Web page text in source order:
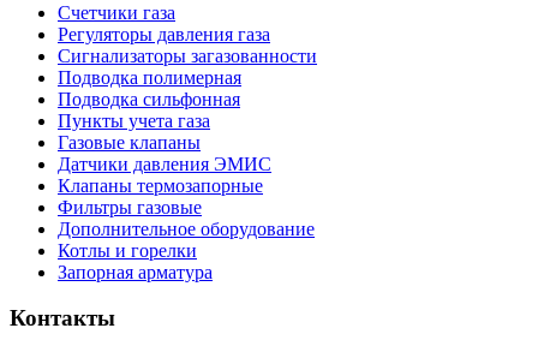
Счетчики газа
Регуляторы давления газа
Сигнализаторы загазованности
Подводка полимерная
Подводка сильфонная
Пункты учета газа
Газовые клапаны
Датчики давления ЭМИС
Клапаны термозапорные
Фильтры газовые
Дополнительное оборудование
Котлы и горелки
Запорная арматура
Контакты